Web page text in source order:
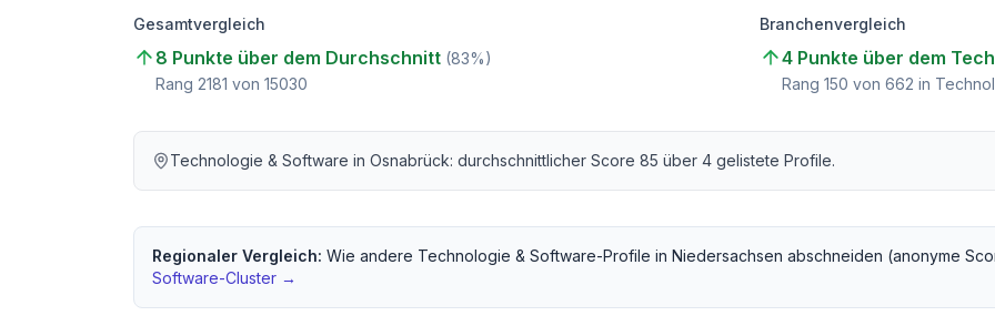
Gesamtvergleich
8 Punkte über dem Durchschnitt (83%)
Rang 2181 von 15030
Branchenvergleich
4 Punkte über dem
Rang 150 von 662 in
Technologie & Software in Osnabrück: durchschnittlicher Score 85 über 4 gelistete Profile.
Regionaler Vergleich: Wie andere Technologie & Software-Profile in Niedersachsen abschneiden (anonyme
Software-Cluster →